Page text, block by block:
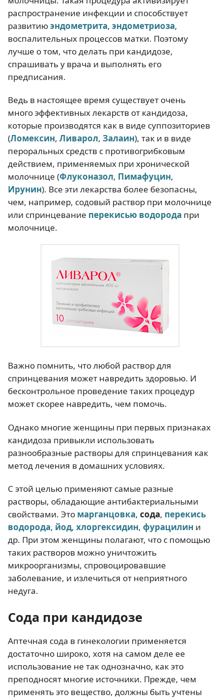
распространение инфекции и способствует
развитиюэндометрита, эндометриоза,
воспалительных процессов матки. Поэтому
лучше о том, что делать при кандидозе,
спрашивать у врача и выполнять его
предписания.
Ведь в настоящее время существует очень
много эффективных лекарств от кандидоза,
которые производятся как в виде суппозиториев
(Ломексин, Ливарол, Залаин), так и в виде
пероральных средств с противогрибковым
действием, применяемых при хронической
молочнице (Флуконазол, Пимафуцин,
Ирунин). Все эти лекарства более безопасны,
чем, например, содовый раствор при молочнице
или спринцевание перекисью водорода при
молочнице.
Важно помнить, что любой раствор для
спринцевания может навредить здоровью. И
бесконтрольное проведение таких процедур
может скорее навредить, чем помочь.
Однако многие женщины при первых признаках
кандидоза привыкли использовать
разнообразные растворы для спринцевания как
метод лечения в домашних условиях.
С этой целью применяют самые разные
растворы, обладающие антибактериальными
свойствами. Это марганцовка, сода, перекись
водорода, йод, хлоргексидин, фурацилин и
др. При этом женщины полагают, что с помощью
таких растворов можно уничтожить
микроорганизмы, спровоцировавшие
заболевание, и излечиться от неприятного
недуга.
Сода при кандидозе
Аптечная сода в гинекологии применяется
достаточно широко, хотя на самом деле ее
использование не так однозначно, как это
преподносят многие источники. Прежде, чем
применять это вещество, должны быть учтены